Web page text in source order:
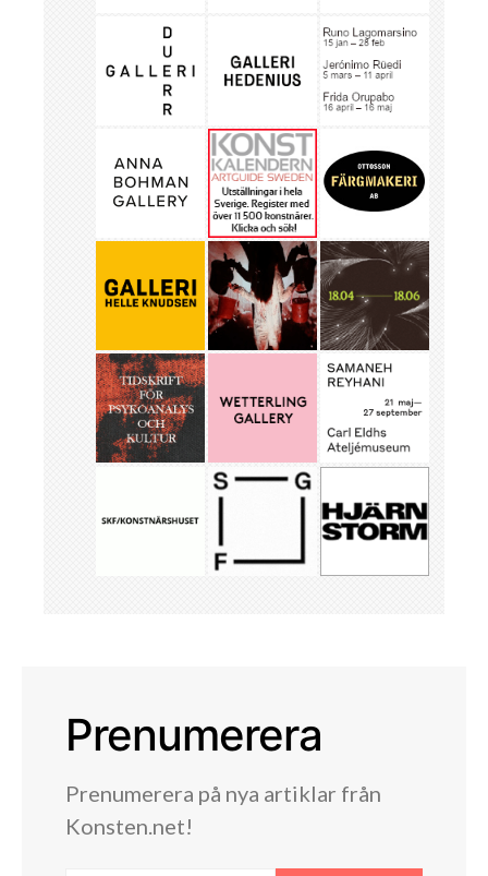
Prenumerera
Prenumerera på nya artiklar från
Konsten.net!